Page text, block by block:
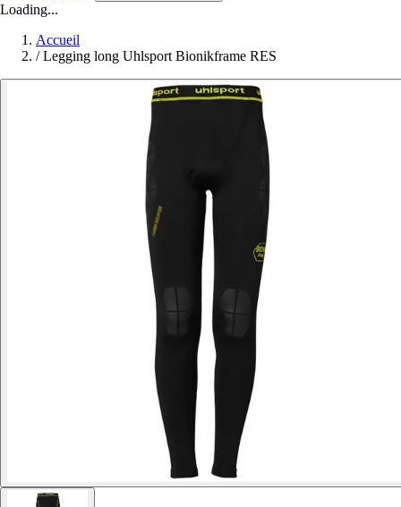
Loading...
Accueil
/ Legging long Uhlsport Bionikframe RES